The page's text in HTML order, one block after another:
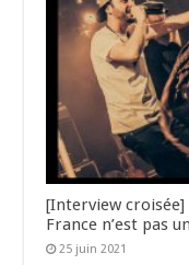
[Interview croisée]
France n’est pas
25 juin 2021